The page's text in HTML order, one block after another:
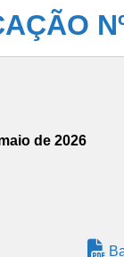
de 2026